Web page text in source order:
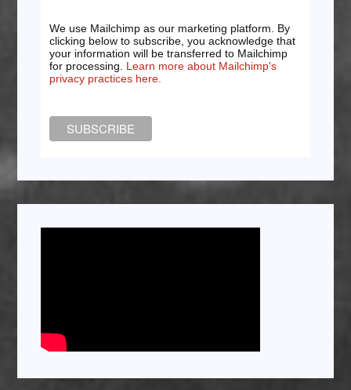
We use Mailchimp as our marketing platform. By
clicking below to subscribe, you acknowledge that
your information will be transferred to Mailchimp
for processing. Learn more about Mailchimp's
privacy practices here.